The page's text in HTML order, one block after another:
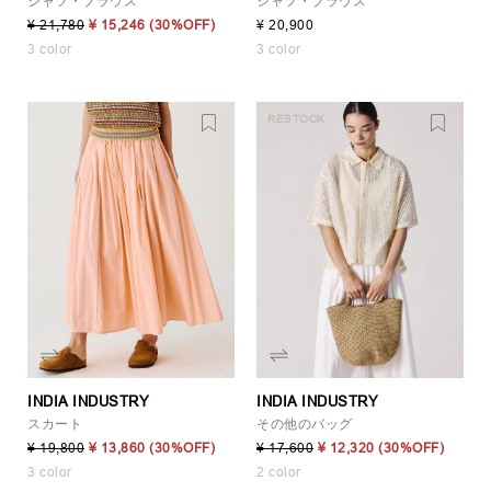
¥ 21,780 ¥ 15,246 (30%OFF)
3 color
¥ 20,900
3 color
INDIA INDUSTRY
スカート
¥ 19,800 ¥ 13,860 (30%OFF)
3 color
RESTOCK
INDIA INDUSTRY
その他のバッグ
¥ 17,600 ¥ 12,320 (30%OFF)
2 color